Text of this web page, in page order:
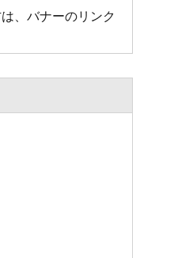
、バナーのリンク